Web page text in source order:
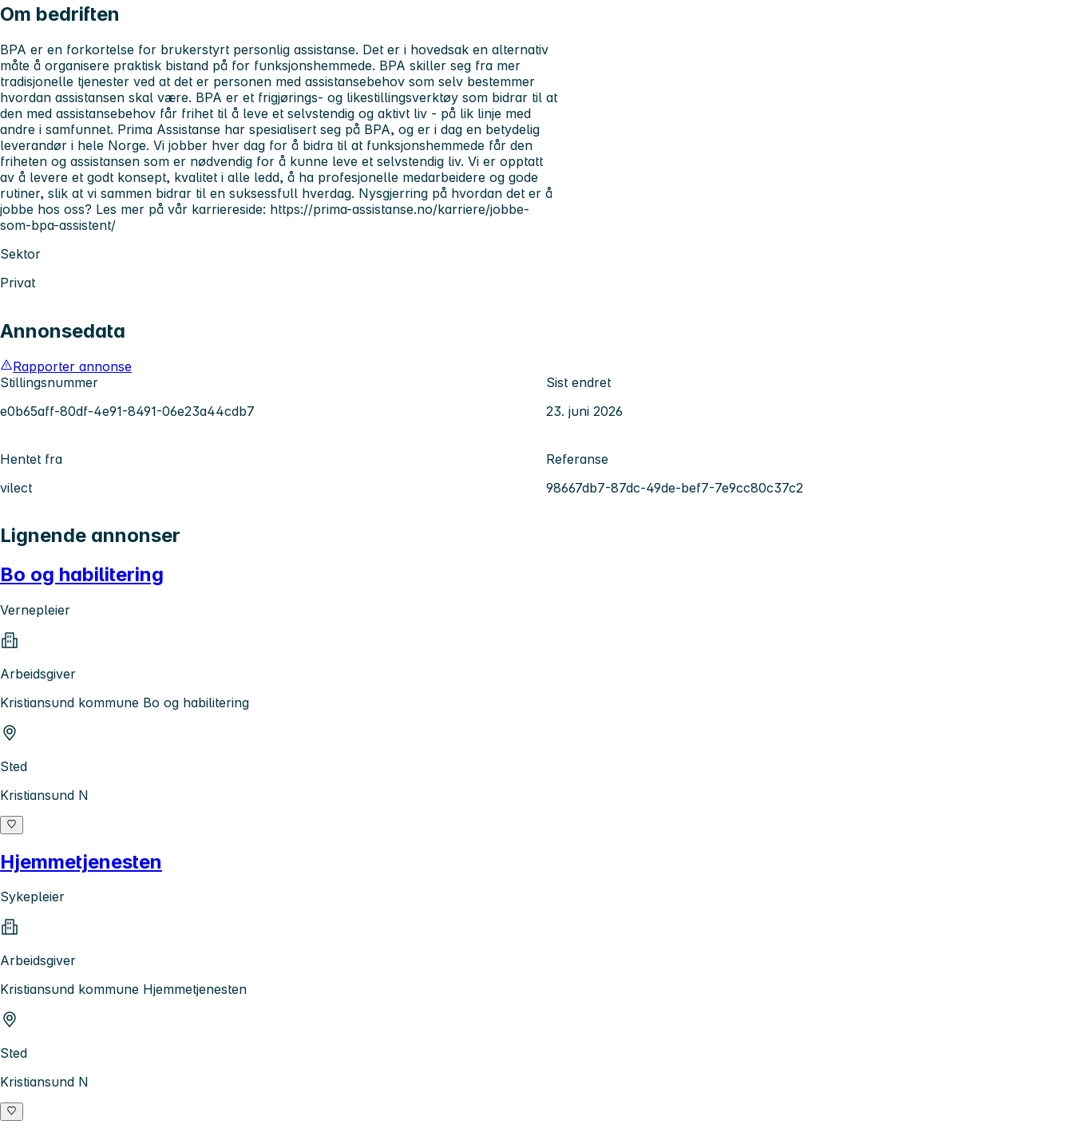
Om bedriften
BPA er en forkortelse for brukerstyrt personlig assistanse. Det er i hovedsak en alternativ
måte å organisere praktisk bistand på for funksjonshemmede. BPA skiller seg fra mer
tradisjonelle tjenester ved at det er personen med assistansebehov som selv bestemmer
hvordan assistansen skal være. BPA er et frigjørings- og likestillingsverktøy som bidrar til at
den med assistansebehov får frihet til å leve et selvstendig og aktivt liv - på lik linje med
andre i samfunnet. Prima Assistanse har spesialisert seg på BPA, og er i dag en betydelig
leverandør i hele Norge. Vi jobber hver dag for å bidra til at funksjonshemmede får den
friheten og assistansen som er nødvendig for å kunne leve et selvstendig liv. Vi er opptatt
av å levere et godt konsept, kvalitet i alle ledd, å ha profesjonelle medarbeidere og gode
rutiner, slik at vi sammen bidrar til en suksessfull hverdag. Nysgjerring på hvordan det er å
jobbe hos oss? Les mer på vår karriereside: https://prima-assistanse.no/karriere/jobbe-
som-bpa-assistent/
Sektor
Privat
Annonsedata
Rapporter annonse
Stillingsnummer
e0b65aff-80df-4e91-8491-06e23a44cdb7
Sist endret
23. juni 2026
Hentet fra
vilect
Referanse
98667db7-87dc-49de-bef7-7e9cc80c37c2
Lignende annonser
Bo og habilitering
Vernepleier
Arbeidsgiver
Kristiansund kommune Bo og habilitering
Sted
Kristiansund N
Hjemmetjenesten
Sykepleier
Arbeidsgiver
Kristiansund kommune Hjemmetjenesten
Sted
Kristiansund N